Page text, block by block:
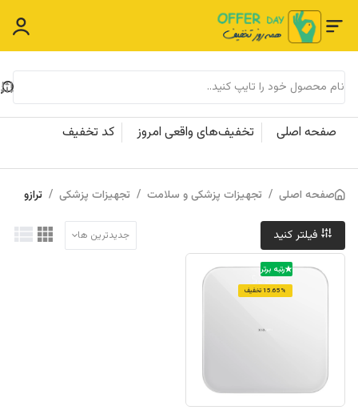
صفحه اصلی تخفیف‌های واقعی امروز کد تخفیف
صفحه اصلی / تجهیزات پزشکی و سلامت / تجهیزات پزشکی / ترازو
جدیدترین ها
رتبه برتر
15.65% تخفیف